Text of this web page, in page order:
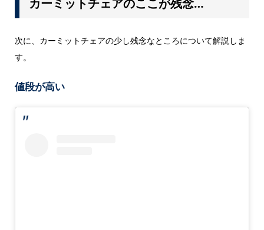
次に、カーミットチェアの少し残念なところについて解説しま
す。
値段が高い